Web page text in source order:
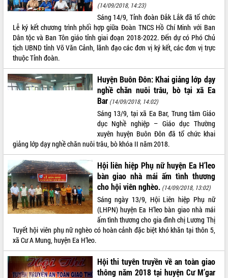
VIDEO
Không có file video nào để phát.
ALBUM ẢNH
LIÊN KẾT WEB
THỐNG KÊ TRUY CẬP
Tất cả: 66031856
(14/09/2018, 14:23)
Sáng 14/9, Tỉnh đoàn Đắk Lắk đã tổ chức
Lễ ký kết chương trình phối hợp giữa Đoàn TNCS Hồ Chí Minh với Ban
Dân tộc và Ban Tôn giáo tỉnh giai đoạn 2018-2022. Đến dự có Phó Chủ
tịch UBND tỉnh Võ Văn Cảnh, lãnh đạo các đơn vị ký kết, các đơn vị trực
thuộc Tỉnh đoàn.
Huyện Buôn Đôn: Khai giảng lớp dạy
nghề chăn nuôi trâu, bò tại xã Ea
Bar (14/09/2018, 14:02)
Sáng 13/9, tại xã Ea Bar, Trung tâm Giáo
dục Nghề nghiệp – Giáo dục Thường
xuyên huyện Buôn Đôn đã tổ chức khai
giảng lớp dạy nghề chăn nuôi trâu, bò khóa II năm 2018.
Hội liên hiệp Phụ nữ huyện Ea H’leo
bàn giao nhà mái ấm tình thương
cho hội viên nghèo. (14/09/2018, 13:02)
Sáng ngày 13/9, Hội Liên hiệp Phụ nữ
(LHPN) huyện Ea H’leo bàn giao nhà mái
ấm tình thương cho gia đình chị Lương Thị
Tuyết hội viên phụ nữ nghèo có hoàn cảnh đặc biệt khó khăn tại thôn 5,
xã Cư A Mung, huyện Ea H’leo.
Hội thi tuyên truyền về an toàn giao
thông năm 2018 tại huyện Cư M’gar